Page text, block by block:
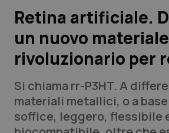
Lavoro e Professioni
Scienza e Farmaci
Studi e Analisi
Lettere al direttore
Edizioni Regionali
Retina artificiale.
un nuovo materiale
rivoluzionario per
Si chiama rr-P3HT. A
materiali metallici, o a
soffice, leggero, flessibile